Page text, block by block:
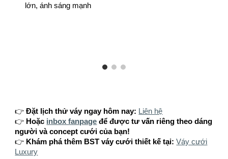
lớn, ánh sáng mạnh
👉Đặt lịch thử váy ngay hôm nay: Liên hệ
👉 Hoặc inbox fanpage để được tư vấn riêng theo dáng
người và concept cưới của bạn!
👉 Khám phá thêm BST váy cưới thiết kế tại:Váy cưới
Luxury